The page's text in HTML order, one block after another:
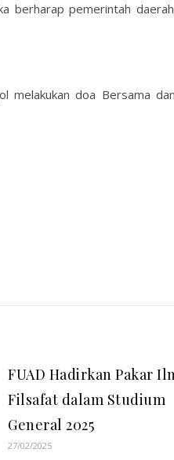
berharap pemerintah
melakukan doa Bersama
FUAD Hadirkan Pakar
Filsafat dalam Studium
General 2025
27/02/2025